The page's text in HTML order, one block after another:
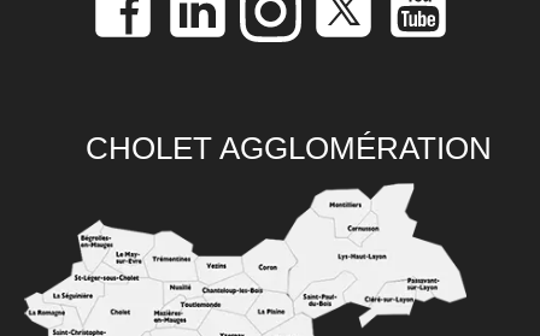
CHOLET AGGLOMÉRATION